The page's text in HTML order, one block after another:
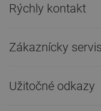
Rýchly kontakt
Zákaznícky servis
Užitočné odkazy